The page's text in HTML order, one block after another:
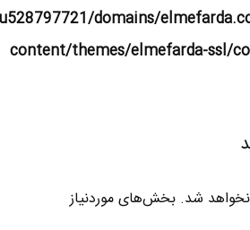
domains/
content/themes/elmefarda-ssl/
شد. بخش‌های موردنیاز